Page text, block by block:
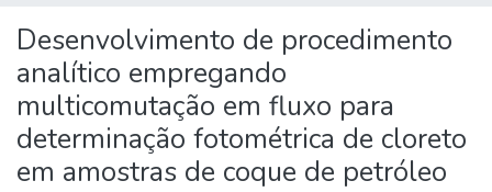
Statistics
Desenvolvimento de procedimento
analítico empregando
multicomutação em fluxo para
determinação fotométrica de cloreto
em amostras de coque de petróleo